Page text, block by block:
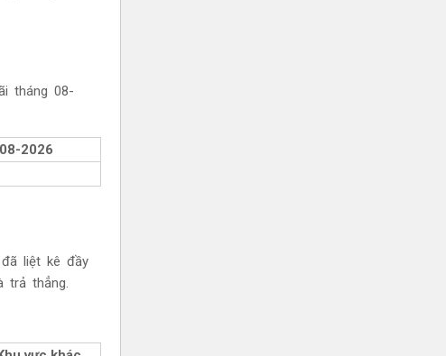
tháng 08-
08-2026
liệt kê đầy
trả thẳng.